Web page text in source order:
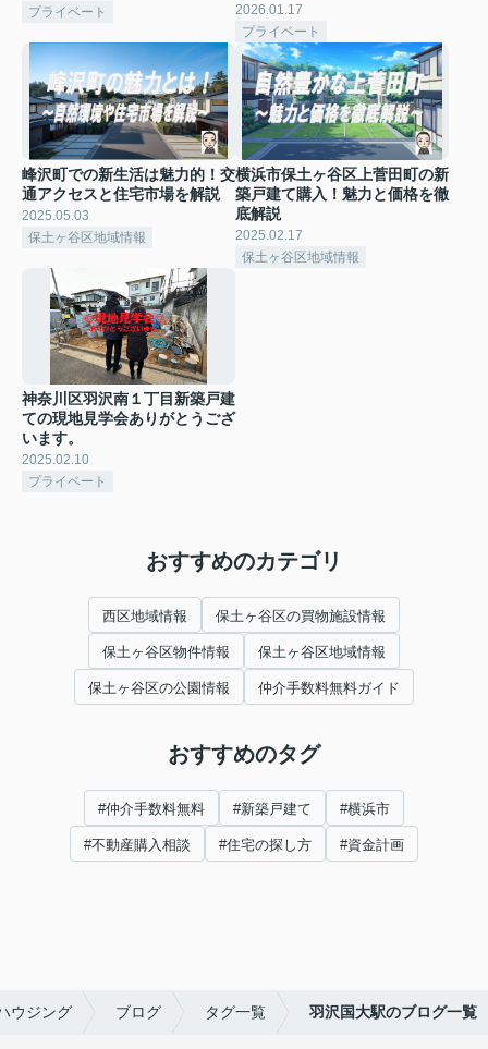
プライベート
2026.01.17
プライベート
峰沢町での新生活は魅力的！交
通アクセスと住宅市場を解説
2025.05.03
保土ヶ谷区地域情報
横浜市保土ヶ谷区上菅田町の新
築戸建て購入！魅力と価格を徹
底解説
2025.02.17
保土ヶ谷区地域情報
神奈川区羽沢南１丁目新築戸建
ての現地見学会ありがとうござ
います。
2025.02.10
プライベート
おすすめのカテゴリ
西区地域情報 保土ヶ谷区の買物施設情報
保土ヶ谷区物件情報 保土ヶ谷区地域情報
保土ヶ谷区の公園情報 仲介手数料無料ガイド
おすすめのタグ
#仲介手数料無料 #新築戸建て #横浜市
#不動産購入相談 #住宅の探し方 #資金計画
ウジング ブログ タグ一覧 羽沢国大駅のブログ一覧